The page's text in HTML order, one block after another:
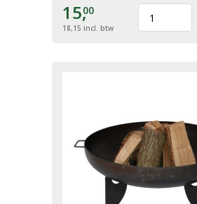
15,00
18,15 incl. btw